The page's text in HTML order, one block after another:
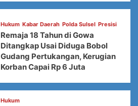
Hukum Kabar Daerah Polda Sulsel Presisi
Remaja 18 Tahun di Gowa
Ditangkap Usai Diduga Bobol
Gudang Pertukangan, Kerugian
Korban Capai Rp 6 Juta
Hukum